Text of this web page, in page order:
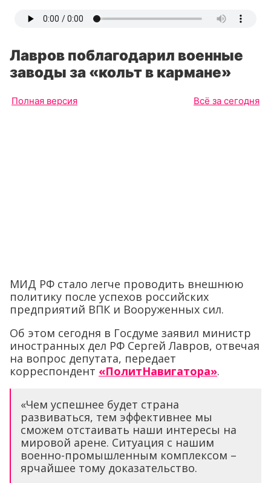
Лавров поблагодарил военные
заводы за «кольт в кармане»
Полная версия Всё за сегодня
МИД РФ стало легче проводить внешнюю
политику после успехов российских
предприятий ВПК и Вооруженных сил.
Об этом сегодня в Госдуме заявил министр
иностранных дел РФ Сергей Лавров, отвечая
на вопрос депутата, передает
корреспондент «ПолитНавигатора».
«Чем успешнее будет страна
развиваться, тем эффективнее мы
сможем отстаивать наши интересы на
мировой арене. Ситуация с нашим
военно-промышленным комплексом –
ярчайшее тому доказательство.